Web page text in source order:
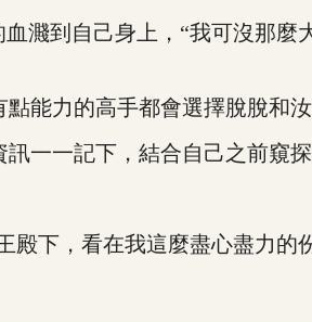
到自己身上，“我可沒那麼
力的高手都會選擇脫脫和汝
一記下，結合自己之前窺探
，看在我這麼盡心盡力的